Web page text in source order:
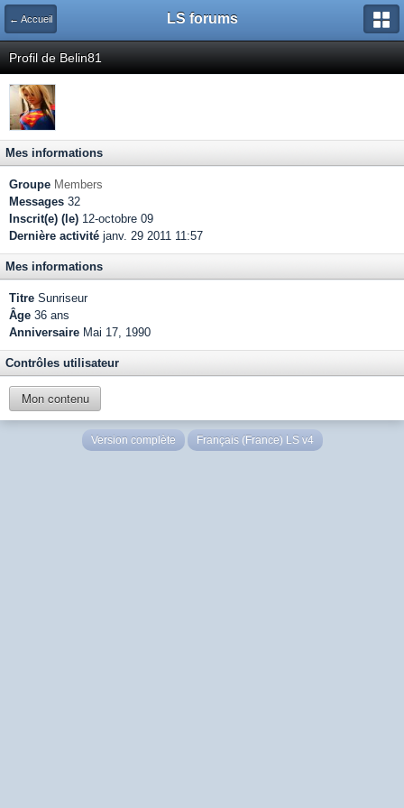
← Accueil LS forums
Profil de Belin81
Mes informations
Groupe Members
Messages 32
Inscrit(e) (le) 12-octobre 09
Dernière activité janv. 29 2011 11:57
Mes informations
Titre Sunriseur
Âge 36 ans
Anniversaire Mai 17, 1990
Contrôles utilisateur
Mon contenu
Version complète Français (France) LS v4